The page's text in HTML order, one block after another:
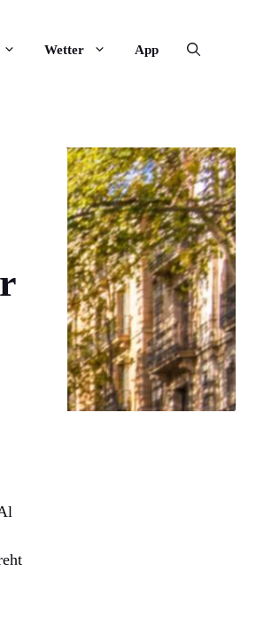
Wetter App